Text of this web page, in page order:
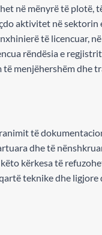
në mënyrë të plotë,
aktivitet në
të licencuar,
rëndësia e
të menjëhershëm dhe
të
dhe të
kërkesa të
teknike dhe ligjore